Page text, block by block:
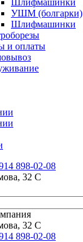
Шлифмашинки
УШМ (болгарки)
Шлифмашинки
и оплаты
898-02-08
32 С
32 С
898-02-08